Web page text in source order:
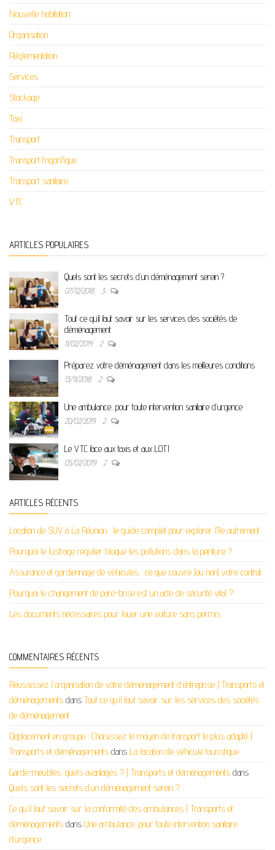
Nouvelle habitation
Organisation
Réglementation
Services
Stockage
Taxi
Transport
Transport frigorifique
Transport sanitaire
VTC
ARTICLES POPULAIRES
Quels sont les secrets d’un déménagement serein ?
07/12/2018 3
Tout ce qu’il faut savoir sur les services des sociétés de
déménagement
11/02/2019 2
Préparez votre déménagement dans les meilleures conditions
13/11/2018 2
Une ambulance, pour toute intervention sanitaire d’urgence
20/02/2019 2
Le VTC face aux taxis et aux LOTI
05/02/2019 2
ARTICLES RÉCENTS
Location de SUV à La Réunion : le guide complet pour explorer l’île autrement
Pourquoi le lustrage régulier bloque les pollutions dans la peinture ?
Assurance et gardiennage de véhicules : ce que couvre (ou non) votre contrat
Pourquoi le changement de pare-brise est un acte de sécurité vital ?
Les documents nécessaires pour louer une voiture sans permis
COMMENTAIRES RÉCENTS
Réussissez l'organisation de votre déménagement d'entreprise | Transports et
déménagements dans Tout ce qu’il faut savoir sur les services des sociétés
de déménagement
Déplacement en groupe : Choisissez le moyen de transport le plus adapté |
Transports et déménagements dans La location de véhicule touristique
Garde-meubles, quels avantages ? | Transports et déménagements dans
Quels sont les secrets d’un déménagement serein ?
Ce qu'il faut savoir sur la conformité des ambulances | Transports et
déménagements dans Une ambulance, pour toute intervention sanitaire
d’urgence